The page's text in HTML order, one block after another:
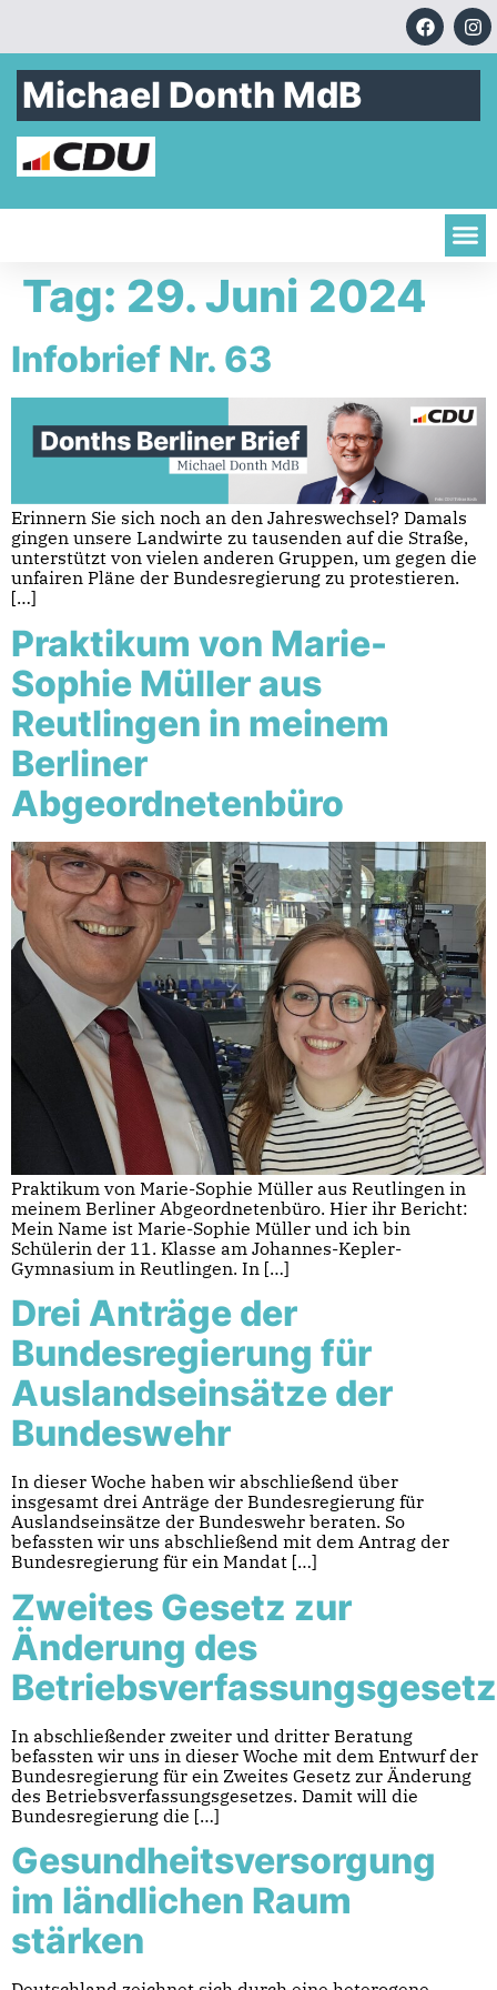
Michael Donth MdB
Tag: 29. Juni 2024
Infobrief Nr. 63
Erinnern Sie sich noch an den Jahreswechsel? Damals
gingen unsere Landwirte zu tausenden auf die Straße,
unterstützt von vielen anderen Gruppen, um gegen die
unfairen Pläne der Bundesregierung zu protestieren.
[…]
Praktikum von Marie-
Sophie Müller aus
Reutlingen in meinem
Berliner
Abgeordnetenbüro
Praktikum von Marie-Sophie Müller aus Reutlingen in
meinem Berliner Abgeordnetenbüro. Hier ihr Bericht:
Mein Name ist Marie-Sophie Müller und ich bin
Schülerin der 11. Klasse am Johannes-Kepler-
Gymnasium in Reutlingen. In […]
Drei Anträge der
Bundesregierung für
Auslandseinsätze der
Bundeswehr
In dieser Woche haben wir abschließend über
insgesamt drei Anträge der Bundesregierung für
Auslandseinsätze der Bundeswehr beraten. So
befassten wir uns abschließend mit dem Antrag der
Bundesregierung für ein Mandat […]
Zweites Gesetz zur
Änderung des
In abschließender zweiter und dritter Beratung
befassten wir uns in dieser Woche mit dem Entwurf der
Bundesregierung für ein Zweites Gesetz zur Änderung
des Betriebsverfassungsgesetzes. Damit will die
Bundesregierung die […]
Gesundheitsversorgung
im ländlichen Raum
stärken